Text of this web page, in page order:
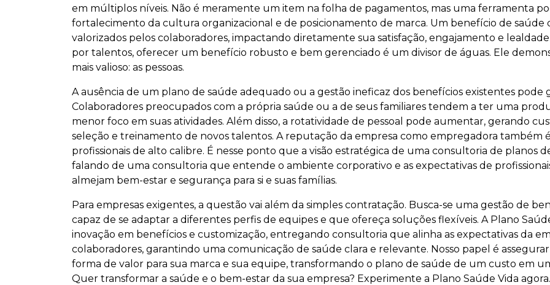
em múltiplos níveis. Não é meramente um item na folha de pagamentos, mas uma ferramenta
fortalecimento da cultura organizacional e de posicionamento de marca. Um benefício de saúde
valorizados pelos colaboradores, impactando diretamente sua satisfação, engajamento e
por talentos, oferecer um benefício robusto e bem gerenciado é um divisor de águas. Ele
mais valioso: as pessoas.
A ausência de um plano de saúde adequado ou a gestão ineficaz dos benefícios existentes pode
Colaboradores preocupados com a própria saúde ou a de seus familiares tendem a ter uma
menor foco em suas atividades. Além disso, a rotatividade de pessoal pode aumentar, gerando
seleção e treinamento de novos talentos. A reputação da empresa como empregadora também
profissionais de alto calibre. É nesse ponto que a visão estratégica de uma consultoria de planos
falando de uma consultoria que entende o ambiente corporativo e as expectativas de
almejam bem-estar e segurança para si e suas famílias.
Para empresas exigentes, a questão vai além da simples contratação. Busca-se uma gestão de
capaz de se adaptar a diferentes perfis de equipes e que ofereça soluções flexíveis. A Plano
inovação em benefícios e customização, entregando consultoria que alinha as expectativas da
colaboradores, garantindo uma comunicação de saúde clara e relevante. Nosso papel é
forma de valor para sua marca e sua equipe, transformando o plano de saúde de um custo em
Quer transformar a saúde e o bem-estar da sua empresa? Experimente a Plano Saúde Vida agora.